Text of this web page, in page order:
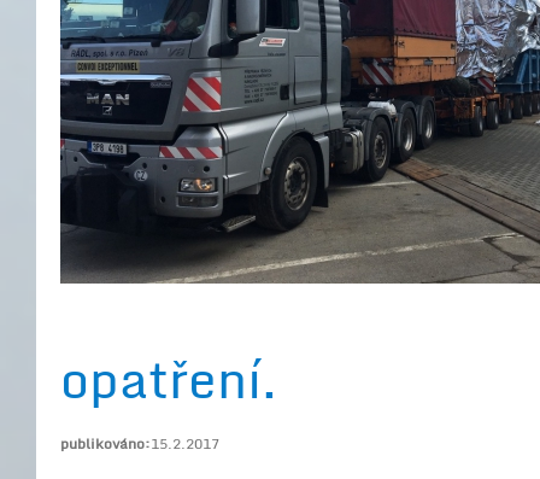
opatření.
publikováno:15.2.2017